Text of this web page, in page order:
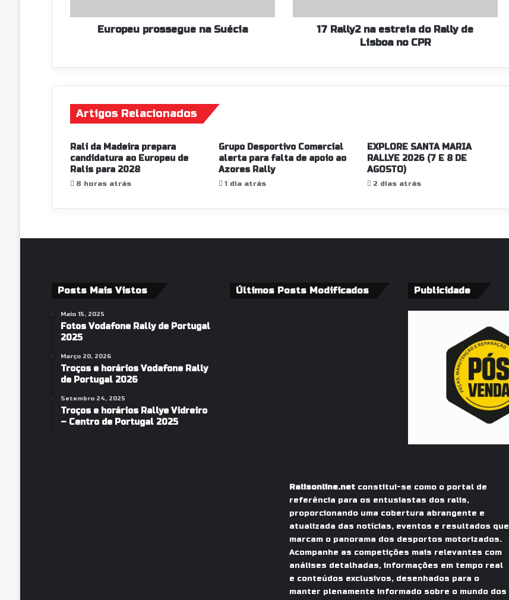
Europeu prossegue na Suécia
no
17 Rally2 na estreia do Rally de
Lisboa no CPR
Artigos Relacionados
Rali da Madeira prepara
candidatura ao Europeu de
Ralis para 2028
8 horas atrás
Grupo Desportivo Comercial
alerta para falta de apoio ao
Azores Rally
1 dia atrás
EXPLORE SANTA MARIA
RALLYE 2026 (7 E 8 DE
AGOSTO)
2 dias atrás
Posts Mais Vistos
Maio 15, 2025
Fotos Vodafone Rally de Portugal
2025
Março 20, 2026
Troços e horários Vodafone Rally
de Portugal 2026
Setembro 24, 2025
Troços e horários Rallye Vidreiro
– Centro de Portugal 2025
Últimos Posts Modificados Publicidade
Ralisonline.netconstitui-se como o portal de
referência para os entusiastas dos ralis,
proporcionando uma cobertura abrangente e
atualizada das notícias, eventos e resultados que
marcam o panorama dos desportos motorizados.
Acompanhe as competições mais relevantes com
análises detalhadas, informações em tempo real
e conteúdos exclusivos, desenhados para o
manter plenamente informado sobre o mundo dos